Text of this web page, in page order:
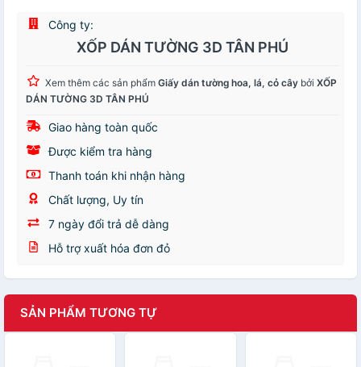
Công ty:
XỐP DÁN TƯỜNG 3D TÂN PHÚ
Xem thêm các sản phẩm Giấy dán tường hoa, lá, cỏ cây bởi XỐP
DÁN TƯỜNG 3D TÂN PHÚ
Giao hàng toàn quốc
Được kiểm tra hàng
Thanh toán khi nhận hàng
Chất lượng, Uy tín
7 ngày đổi trả dễ dàng
Hỗ trợ xuất hóa đơn đỏ
SẢN PHẨM TƯƠNG TỰ